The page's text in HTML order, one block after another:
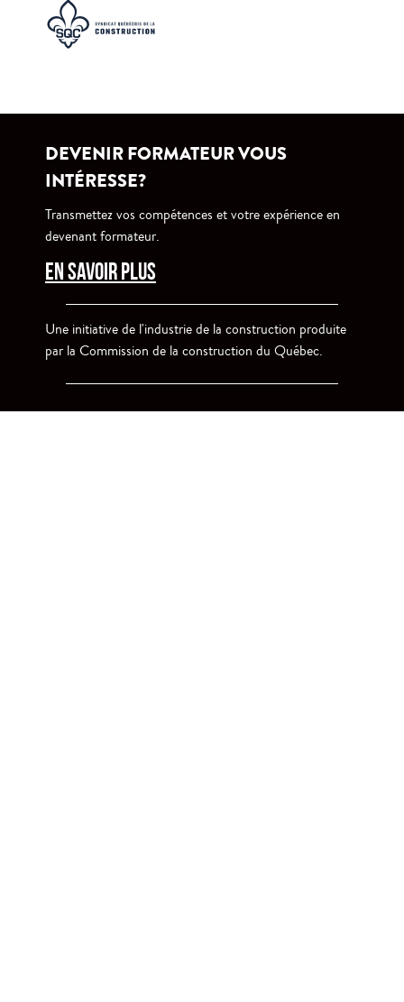
DEVENIR FORMATEUR VOUS
INTÉRESSE?
Transmettez vos compétences et votre expérience en
devenant formateur.
EN SAVOIR PLUS
Une initiative de l'industrie de la construction produite
par la Commission de la construction du Québec.